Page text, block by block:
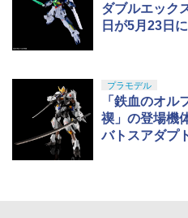
ダブルエック
日が5月23日
プラモデル
「鉄血のオル
禊」の登場機
バトスアダプ